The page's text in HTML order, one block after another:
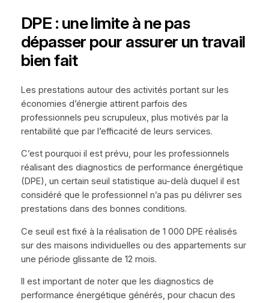
DPE : une limite à ne pas
dépasser pour assurer un travail
bien fait
Les prestations autour des activités portant sur les
économies d’énergie attirent parfois des
professionnels peu scrupuleux, plus motivés par la
rentabilité que par l’efficacité de leurs services.
C’est pourquoi il est prévu, pour les professionnels
réalisant des diagnostics de performance énergétique
(DPE), un certain seuil statistique au-delà duquel il est
considéré que le professionnel n’a pas pu délivrer ses
prestations dans des bonnes conditions.
Ce seuil est fixé à la réalisation de 1 000 DPE réalisés
sur des maisons individuelles ou des appartements sur
une période glissante de 12 mois.
Il est important de noter que les diagnostics de
performance énergétique générés, pour chacun des